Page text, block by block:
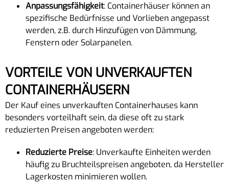
Anpassungsfähigkeit: Containerhäuser können an
spezifische Bedürfnisse und Vorlieben angepasst
werden, z.B. durch Hinzufügen von Dämmung,
Fenstern oder Solarpanelen.
VORTEILE VON UNVERKAUFTEN
CONTAINERHÄUSERN
Der Kauf eines unverkauften Containerhauses kann
besonders vorteilhaft sein, da diese oft zu stark
reduzierten Preisen angeboten werden:
Reduzierte Preise: Unverkaufte Einheiten werden
häufig zu Bruchteilspreisen angeboten, da Hersteller
Lagerkosten minimieren wollen.